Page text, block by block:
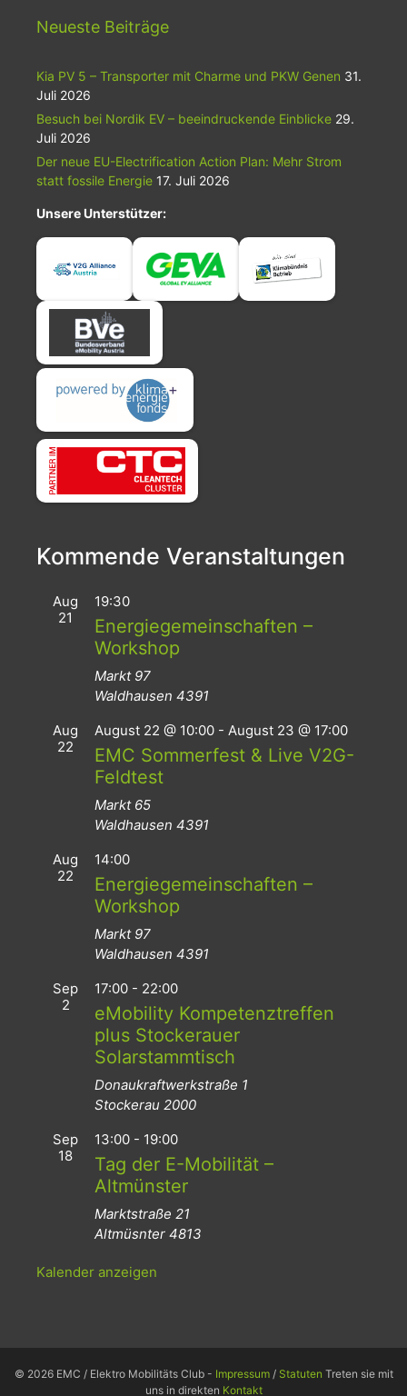
Neueste Beiträge
Kia PV 5 – Transporter mit Charme und PKW Genen 31.
Juli 2026
Besuch bei Nordik EV – beeindruckende Einblicke 29.
Juli 2026
Der neue EU-Electrification Action Plan: Mehr Strom
statt fossile Energie 17. Juli 2026
Unsere Unterstützer:
Kommende Veranstaltungen
Aug
21
19:30
Energiegemeinschaften –
Workshop
Markt 97
Waldhausen 4391
Aug
22
August 22 @ 10:00 - August 23 @ 17:00
EMC Sommerfest & Live V2G-
Feldtest
Markt 65
Waldhausen 4391
Aug
22
14:00
Energiegemeinschaften –
Workshop
Markt 97
Waldhausen 4391
Sep
2
17:00 - 22:00
eMobility Kompetenztreffen
plus Stockerauer
Solarstammtisch
Donaukraftwerkstraße 1
Stockerau 2000
Sep
18
13:00 - 19:00
Tag der E-Mobilität –
Altmünster
Marktstraße 21
Altmüsnter 4813
Kalender anzeigen
© 2026 EMC / Elektro Mobilitäts Club - Impressum/ Statuten Treten sie mit
uns in direkten Kontakt